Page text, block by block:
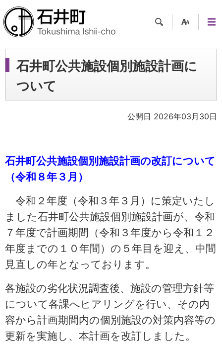
ツー
ル
ュー
石井町公共施設個別施設計画に
ついて
公開日 2026年03月30日
石井町公共施設個別施設計画の改訂について
（令和８年３月）
令和２年度（令和３年３月）に策定いたし
ました石井町公共施設個別施設計画が、令和
７年度で計画期間（令和３年度から令和１２
年度までの１０年間）の５年目を迎え、中間
見直しの年となっております。
各施設の劣化状況調査後、施設の管理方針等
について各課へヒアリングを行い、その内
容から計画期間内の個別施設の対策内容等の
更新を実施し、本計画を改訂しました。